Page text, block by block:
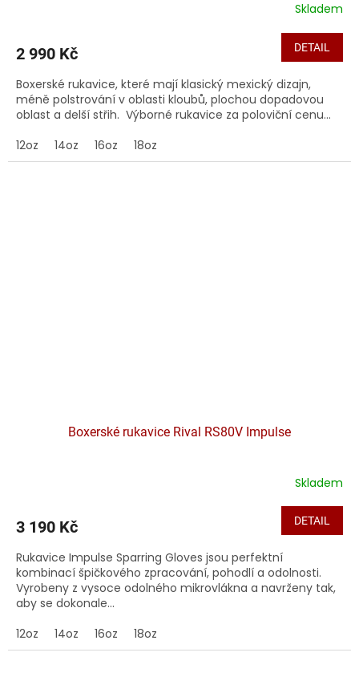
Skladem
2 990 Kč DETAIL
Boxerské rukavice, které mají klasický mexický dizajn,
méně polstrování v oblasti kloubů, plochou dopadovou
oblast a delší střih. Výborné rukavice za poloviční cenu...
12oz
14oz 16oz 18oz
Boxerské rukavice Rival RS80V Impulse
Skladem
3 190 Kč DETAIL
Rukavice Impulse Sparring Gloves jsou perfektní
kombinací špičkového zpracování, pohodlí a odolnosti.
Vyrobeny z vysoce odolného mikrovlákna a navrženy tak,
aby se dokonale...
12oz
14oz 16oz 18oz